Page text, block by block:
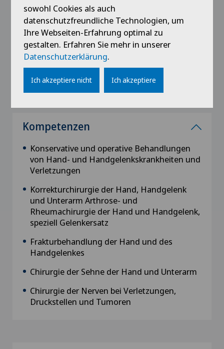
(2015)
International Society for Sport Traumatology
of the Hand - ISSPORTH (2015)
Swiss Society Ultrasound in Medicine
Kompetenzen
Konservative und operative Behandlungen
von Hand- und Handgelenkskrankheiten und
Verletzungen
Korrekturchirurgie der Hand, Handgelenk
und Unterarm Arthrose- und
Rheumachirurgie der Hand und Handgelenk,
speziell Gelenkersatz
Frakturbehandlung der Hand und des
Handgelenkes
Chirurgie der Sehne der Hand und Unterarm
Chirurgie der Nerven bei Verletzungen,
Druckstellen und Tumoren
sowohl Cookies als auch
datenschutzfreundliche Technologien, um
Ihre Webseiten-Erfahrung optimal zu
gestalten. Erfahren Sie mehr in unserer
Datenschutzerklärung.
Ich akzeptiere nicht Ich akzeptiere